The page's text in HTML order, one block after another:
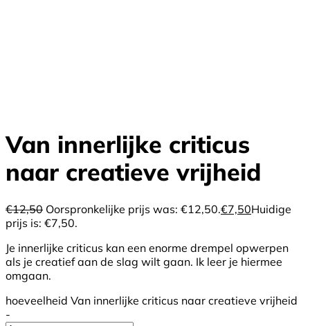
Van innerlijke criticus
naar creatieve vrijheid
€12,50 Oorspronkelijke prijs was: €12,50.€7,50Huidige
prijs is: €7,50.
Je innerlijke criticus kan een enorme drempel opwerpen
als je creatief aan de slag wilt gaan. Ik leer je hiermee
omgaan.
hoeveelheid Van innerlijke criticus naar creatieve vrijheid
-